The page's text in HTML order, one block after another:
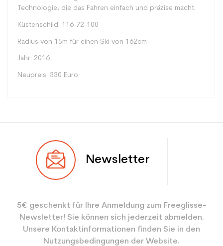
Technologie, die das Fahren einfach und präzise macht.
Küstenschild: 116-72-100
Radius von 15m für einen Ski von 162cm
Jahr: 2016
Neupreis: 330 Euro
Benutzer Gemischt
Farbe Weiß
CO2-Einsparungen für
den Planeten (in kg)
3.9
Newsletter
5€ geschenkt für Ihre Anmeldung zum Freeglisse-
Newsletter! Sie können sich jederzeit abmelden.
Unsere Kontaktinformationen finden Sie in den
Nutzungsbedingungen der Website.